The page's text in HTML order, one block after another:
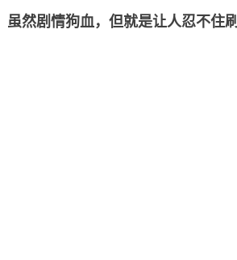
虽然剧情狗血，但就是让人忍不住刷